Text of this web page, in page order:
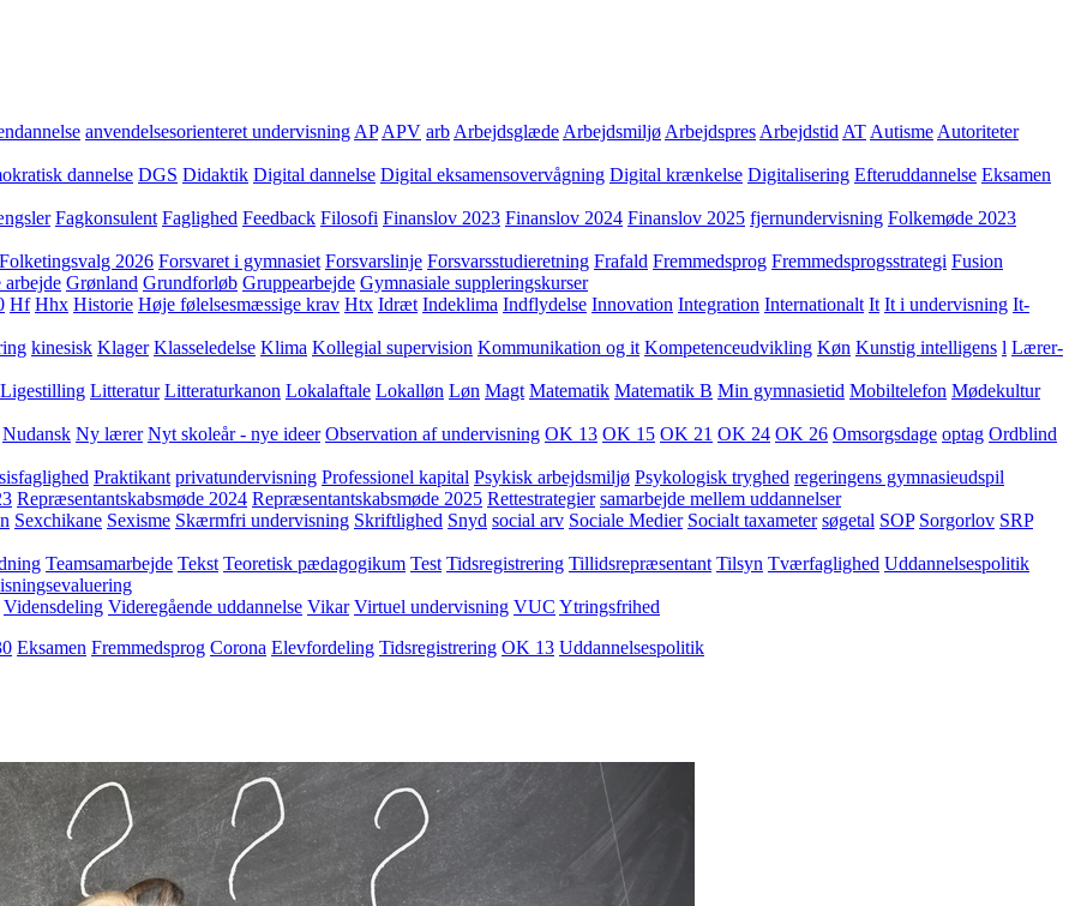
anvendelsesorienteret undervisning AP APV arb Arbejdsglæde Arbejdsmiljø Arbejdspres Arbejdstid AT Autisme Autoriteter
dannelse DGS Didaktik Digital dannelse Digital eksamensovervågning Digital krænkelse Digitalisering Efteruddannelse Eksamen
Fagkonsulent Faglighed Feedback Filosofi Finanslov 2023 Finanslov 2024 Finanslov 2025 fjernundervisning Folkemøde 2023
Folketingsvalg 2026 Forsvaret i gymnasiet Forsvarslinje Forsvarsstudieretning Frafald Fremmedsprog Fremmedsprogsstrategi Fusion
Grønland Grundforløb Gruppearbejde Gymnasiale suppleringskurser
Hf Hhx Historie Høje følelsesmæssige krav Htx Idræt Indeklima Indflydelse Innovation Integration Internationalt It It i undervisning It-
kinesisk Klager Klasseledelse Klima Kollegial supervision Kommunikation og it Kompetenceudvikling Køn Kunstig intelligens l Lærer-
Ligestilling Litteratur Litteraturkanon Lokalaftale Lokalløn Løn Magt Matematik Matematik B Min gymnasietid Mobiltelefon Mødekultur
Nudansk Ny lærer Nyt skoleår - nye ideer Observation af undervisning OK 13 OK 15 OK 21 OK 24 OK 26 Omsorgsdage optag Ordblind
Praktikant privatundervisning Professionel kapital Psykisk arbejdsmiljø Psykologisk tryghed regeringens gymnasieudspil
Repræsentantskabsmøde 2024 Repræsentantskabsmøde 2025 Rettestrategier samarbejde mellem uddannelser
Sexchikane Sexisme Skærmfri undervisning Skriftlighed Snyd social arv Sociale Medier Socialt taxameter søgetal SOP Sorgorlov SRP
Teamsamarbejde Tekst Teoretisk pædagogikum Test Tidsregistrering Tillidsrepræsentant Tilsyn Tværfaglighed Uddannelsespolitik
Vidensdeling Videregående uddannelse Vikar Virtuel undervisning VUC Ytringsfrihed
Eksamen Fremmedsprog Corona Elevfordeling Tidsregistrering OK 13 Uddannelsespolitik